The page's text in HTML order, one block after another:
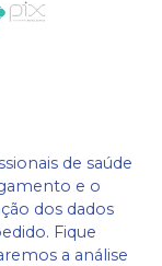
de saúde
e o
dos dados
Fique
a análise